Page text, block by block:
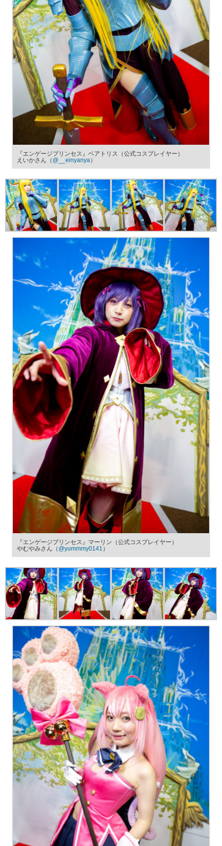
『エンゲージプリンセス』ベアトリス（公式コスプレイヤー）
えいかさん（ @__einyanya）
『エンゲージプリンセス』マーリン（公式コスプレイヤー）
やむやみさん（ @yummmy0141 ）